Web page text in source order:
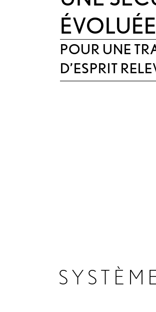
ÉVOLUÉE
POUR UNE
D’ESPRIT